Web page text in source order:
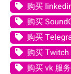
购买
购买
购买
购买 Twitch
购买 vk 服务